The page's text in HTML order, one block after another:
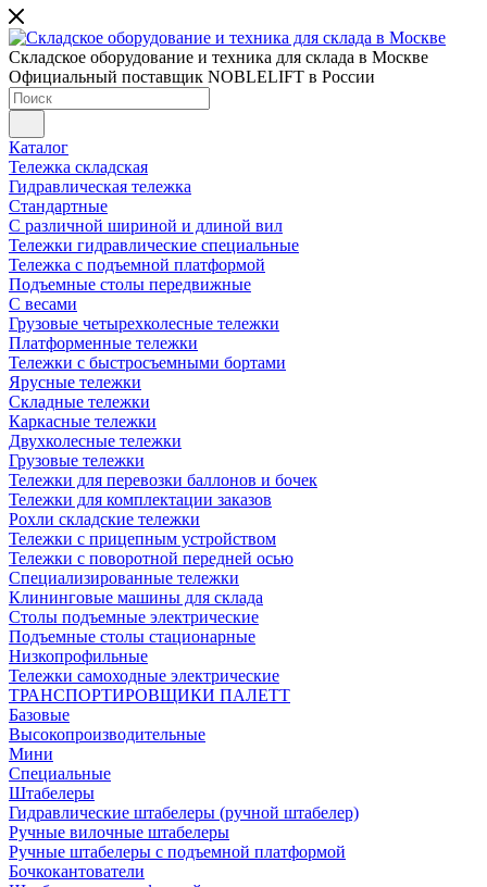
Складское оборудование и техника для склада в Москве
Официальный поставщик NOBLELIFT в России
Каталог
Тележка складская
Гидравлическая тележка
Стандартные
С различной шириной и длиной вил
Тележки гидравлические специальные
Тележка с подъемной платформой
Подъемные столы передвижные
С весами
Грузовые четырехколесные тележки
Платформенные тележки
Тележки с быстросъемными бортами
Ярусные тележки
Складные тележки
Каркасные тележки
Двухколесные тележки
Грузовые тележки
Тележки для перевозки баллонов и бочек
Тележки для комплектации заказов
Рохли складские тележки
Тележки с прицепным устройством
Тележки с поворотной передней осью
Специализированные тележки
Клининговые машины для склада
Столы подъемные электрические
Подъемные столы стационарные
Низкопрофильные
Тележки самоходные электрические
ТРАНСПОРТИРОВЩИКИ ПАЛЕТТ
Базовые
Высокопроизводительные
Мини
Специальные
Штабелеры
Гидравлические штабелеры (ручной штабелер)
Ручные вилочные штабелеры
Ручные штабелеры с подъемной платформой
Бочкокантователи